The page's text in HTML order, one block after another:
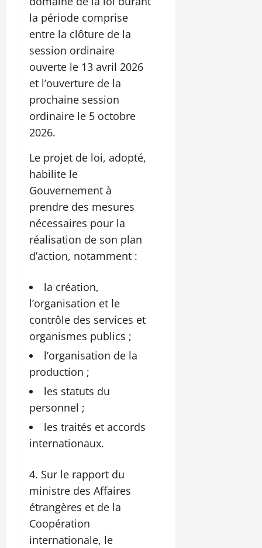
la période comprise
entre la clôture de la
session ordinaire
ouverte le 13 avril 2026
et l’ouverture de la
prochaine session
ordinaire le 5 octobre
2026.
Le projet de loi, adopté,
habilite le
Gouvernement à
prendre des mesures
nécessaires pour la
réalisation de son plan
d’action, notamment :
la création,
l’organisation et le
contrôle des services et
organismes publics ;
l’organisation de la
production ;
les statuts du
personnel ;
les traités et accords
internationaux.
Sur le rapport du
ministre des Affaires
étrangères et de la
Coopération
internationale, le